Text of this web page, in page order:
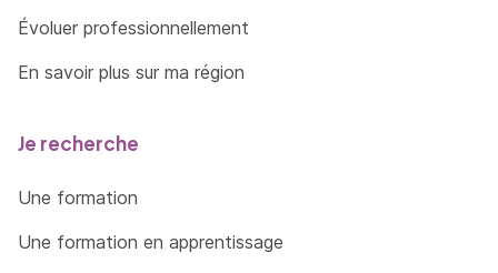
Évoluer professionnellement
En savoir plus sur ma région
Je recherche
Une formation
Une formation en apprentissage